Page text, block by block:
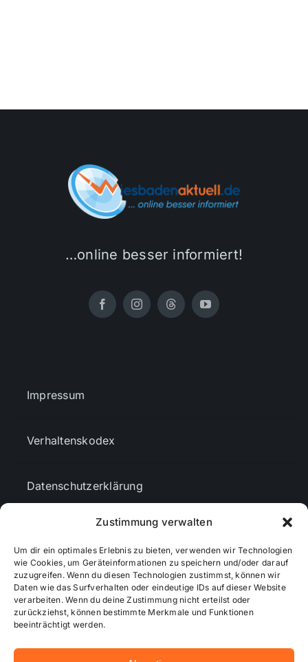
Zustimmung verwalten
Um dir ein optimales Erlebnis zu bieten, verwenden wir Technologien
wie Cookies, um Geräteinformationen zu speichern und/oder darauf
zuzugreifen. Wenn du diesen Technologien zustimmst, können wir
Daten wie das Surfverhalten oder eindeutige IDs auf dieser Website
verarbeiten. Wenn du deine Zustimmung nicht erteilst oder
zurückziehst, können bestimmte Merkmale und Funktionen
beeinträchtigt werden.
…online besser informiert!
Impressum
Verhaltenskodex
Datenschutzerklärung
Cookie-Richtlinie (EU)
Mediendaten